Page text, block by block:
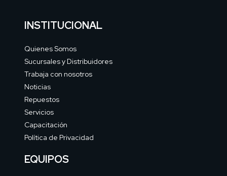
INSTITUCIONAL
Quienes Somos
Sucursales y Distribuidores
Trabaja con nosotros
Noticias
Repuestos
Servicios
Capacitación
Política de Privacidad
EQUIPOS